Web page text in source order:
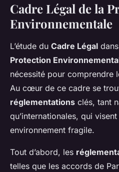
Cadre Légal et
La Protection
des Lois
Victor 18 février 2025 4 min
Cadre Légal de la
Environnementale
L’étude du Cadre Légal
Protection
nécessité pour comprendre
Au cœur de ce cadre se
réglementations clés, tant
qu’internationales, qui
environnement fragile.
Tout d’abord, les
telles que les accords de